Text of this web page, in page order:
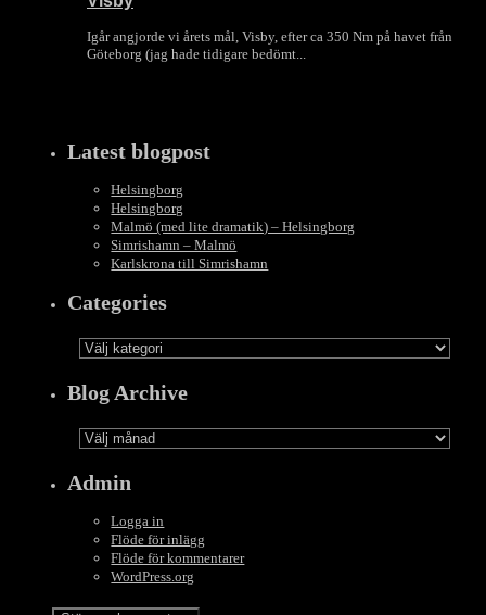
Igår angjorde vi årets mål, Visby, efter ca 350 Nm på havet från
Göteborg (jag hade tidigare bedömt...
Latest blogpost
Helsingborg
Helsingborg
Malmö (med lite dramatik) – Helsingborg
Simrishamn – Malmö
Karlskrona till Simrishamn
Categories
Categories
Blog Archive
Blog
Archive
Admin
Logga in
Flöde för inlägg
Flöde för kommentarer
WordPress.org